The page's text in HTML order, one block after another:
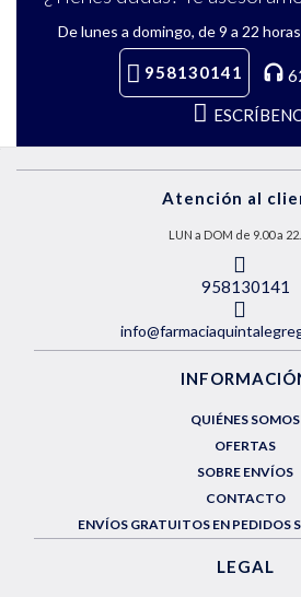
De lunes a domingo, de 9 a 22
958130141
Atención al
LUN a DOM de 9.00 a
958130141
QUIÉNES SOMOS
OFERTAS
SOBRE ENVÍOS
CONTACTO
ENVÍOS GRATUITOS EN PEDIDOS
LEGAL